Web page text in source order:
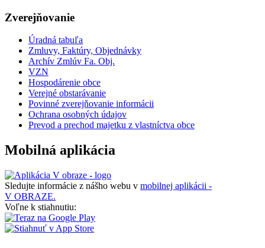
Zverejňovanie
Úradná tabuľa
Zmluvy, Faktúry, Objednávky
Archív Zmlúv Fa. Obj.
VZN
Hospodárenie obce
Verejné obstarávanie
Povinné zverejňovanie informácii
Ochrana osobných údajov
Prevod a prechod majetku z vlastníctva obce
Mobilná aplikácia
Sledujte informácie z nášho webu v mobilnej aplikácii -
V OBRAZE.
Voľne k stiahnutiu: